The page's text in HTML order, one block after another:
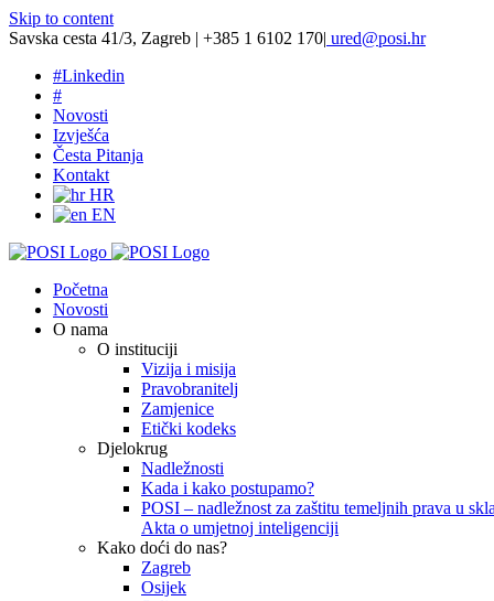
Skip to content
Savska cesta 41/3, Zagreb | +385 1 6102 170| ured@posi.hr
#Linkedin
#
Novosti
Izvješća
Česta Pitanja
Kontakt
HR
EN
Početna
Novosti
O nama
O instituciji
Vizija i misija
Pravobranitelj
Zamjenice
Etički kodeks
Djelokrug
Nadležnosti
Kada i kako postupamo?
POSI – nadležnost za zaštitu temeljnih prava u
Akta o umjetnoj inteligenciji
Kako doći do nas?
Zagreb
Osijek